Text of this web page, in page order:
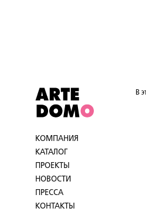
КОМПАНИЯ
КАТАЛОГ
ПРОЕКТЫ
НОВОСТИ
ПРЕССА
КОНТАКТЫ
В